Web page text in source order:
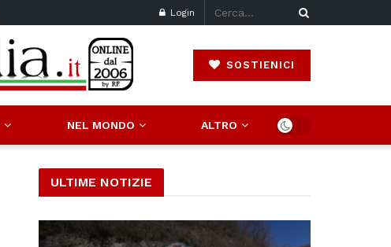
Login
SOSTIENICI
NEL MONDO ALTRO
ULTIME NOTIZIE